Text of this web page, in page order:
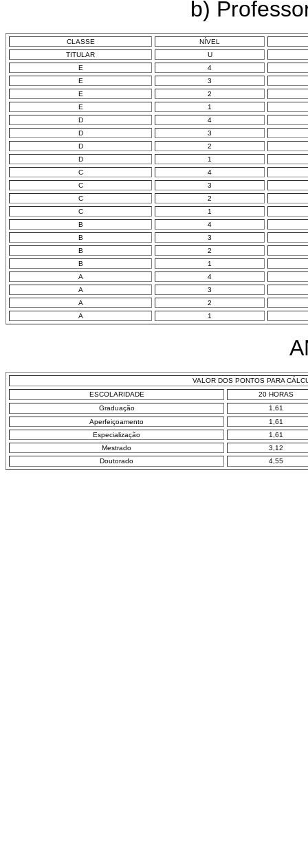
b)
CLASSE
NÍVEL
TITULAR
U
E
4
E
3
E
2
E
1
D
4
D
3
D
2
D
1
C
4
C
3
C
2
C
1
B
4
B
3
B
2
B
1
A
4
A
3
A
2
A
1
VALOR DOS PONTOS PARA
ESCOLARIDADE
20 HORAS
Graduação
1,61
Aperfeiçoamento
1,61
Especialização
1,61
Mestrado
3,12
Doutorado
4,55